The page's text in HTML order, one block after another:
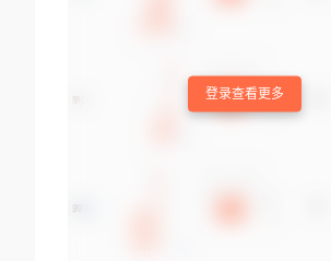
登录查看更多